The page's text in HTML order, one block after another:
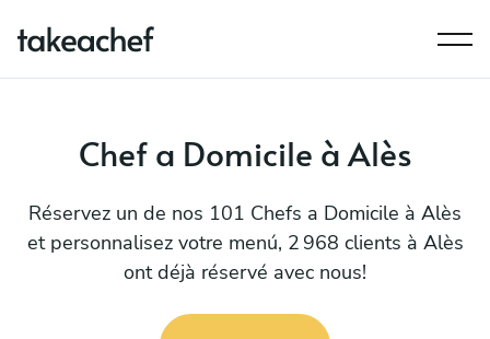
Chef a Domicile à Alès
Réservez un de nos 101 Chefs a Domicile à Alès
et personnalisez votre menú, 2 968 clients à Alès
ont déjà réservé avec nous!